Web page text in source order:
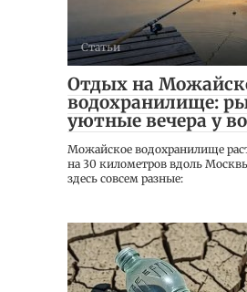
Статьи
Отдых на
водохранилище:
уютные вечера у
Можайское водохранилище
на 30 километров вдоль
здесь совсем разные: